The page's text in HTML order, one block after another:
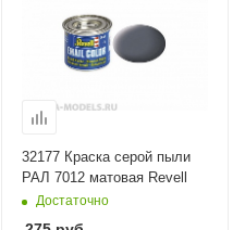
32177 Краска серой пыли
РАЛ 7012 матовая Revell
Достаточно